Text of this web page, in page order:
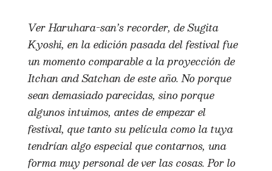
Ver Haruhara-san’s recorder, de Sugita
Kyoshi, en la edición pasada del festival fue
un momento comparable a la proyección de
Itchan and Satchan de este año. No porque
sean demasiado parecidas, sino porque
algunos intuimos, antes de empezar el
festival, que tanto su película como la tuya
tendrían algo especial que contarnos, una
forma muy personal de ver las cosas. Por lo